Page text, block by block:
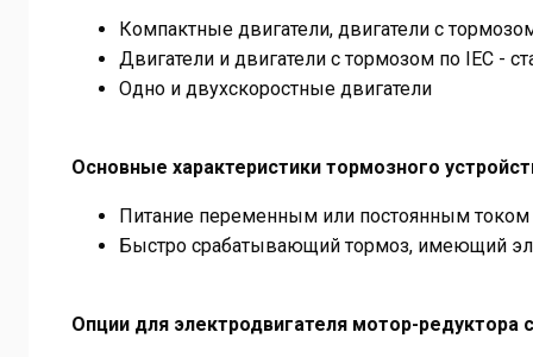
Компактные двигатели, двигатели с
Двигатели и двигатели с тормозом по IEC -
Одно и двухскоростные двигатели
Основные характеристики тормозного
Питание переменным или постоянным током
Быстро срабатывающий тормоз, имеющий
Опции для электродвигателя мотор-редуктора